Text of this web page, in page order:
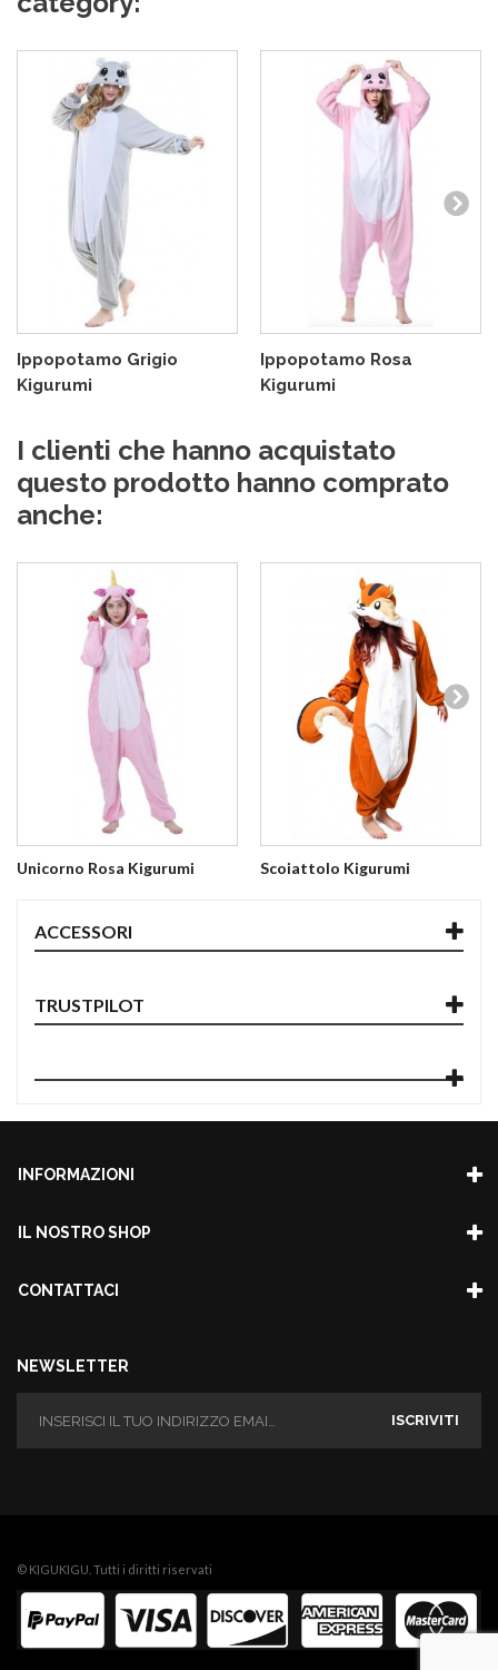
Ippopotamo Grigio
Kigurumi
Ippopotamo Rosa
Kigurumi
I clienti che hanno acquistato
questo prodotto hanno comprato
anche:
Unicorno Rosa Kigurumi Scoiattolo Kigurumi
ACCESSORI
TRUSTPILOT
INFORMAZIONI
IL NOSTRO SHOP
CONTATTACI
NEWSLETTER
ISCRIVITI
© KIGUKIGU. Tutti i diritti riservati